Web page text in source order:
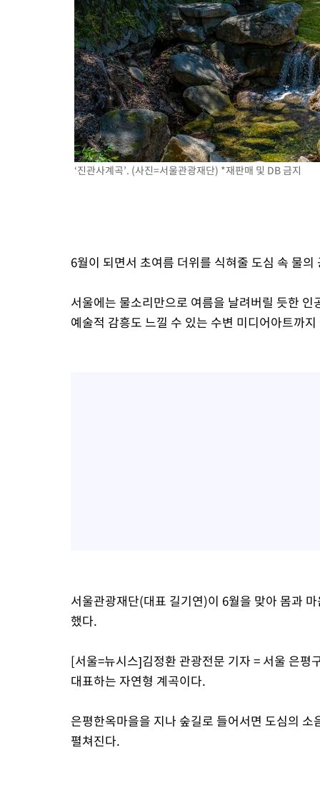
낮 최고 37도 찜통더위…곳곳 소나기·강원 많은 비[내일날씨]
SK하이닉스, 용인·청주 팹에 54조 투자…"AI 메모리 수요 선제
여자배구 이재영·이다영 자매, 아제르바이잔 투란VC 입단
외국인 심판 성 접대 7경기 들여다보니…한국 축구 '5승 2무'
[속보]코스닥, 2.86포인트(0.36%) 내린 798.81마감
[속보]코스피, 6200선 약보합…0.60% 내린 6258.77에 마쳐
[속보]원·달러 환율, 7.7원 내린 1416.1원 마감
[속보] 노원서 40.1도 관측…서울, 2018년 이후 첫 40도
[속보]종합특검, '계엄 수용공간 확보' 신용해 前교정본부장 기소
‘진관사계곡’. (사진=서울관광재단) *재판매 및 DB 금지
6월이 되면서 초여름 더위를 식혀줄 도심 속 물
서울에는 물소리만으로 여름을 날려버릴 듯한
예술적 감흥도 느낄 수 있는 수변 미디어아트까
서울관광재단(대표 길기연)이 6월을 맞아 몸과
했다.
[서울=뉴시스]김정환 관광전문 기자 = 서울 은평
대표하는 자연형 계곡이다.
은평한옥마을을 지나 숲길로 들어서면 도심의
펼쳐진다.